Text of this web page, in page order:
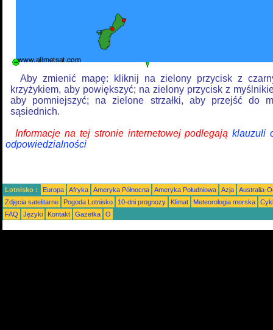
Aby zmienić mapę: kliknij na zielony przycisk z
krzyżykiem, aby powiększyć; na zielony przycisk z
aby pomniejszyć; na zielone strzałki, aby przejść do
sąsiednich.
Informacje na tej stronie internetowej podlegająklauzuli
odpowiedzialności
Lotnisko : Europa Afryka Ameryka Północna Ameryka Południowa Azja
Australia-
Zdjęcia satelitarne
Pogoda Lotnisko 10-dni prognozy Klimat Meteorologia morska
FAQ
Języki Kontakt Gazetka O